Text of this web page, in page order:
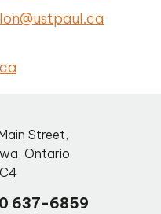
Street,
, Ontario
637-6859